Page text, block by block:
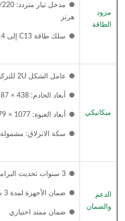
مزود
الطاقة
هرتز
سلك طاقة C13 إلى C14 بطول 1.5 متر مزدوج
ميكانيكي
عامل الشكل 2U للتركيب على رف 19 بوصة
أبعاد الخادم: 438 × 87 × 730 ملم
أبعاد العبوة: 1077 × 679 × 300 ملم
سكة الانزلاق: مشمولة
الدعم
والضمان
3 سنوات تحديث البرامج والدعم الفني
ضمان الأجهزة لمدة 3 سنوات
ضمان ممتد اختياري